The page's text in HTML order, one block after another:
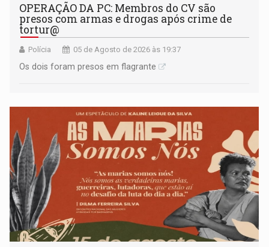
OPERAÇÃO DA PC: Membros do CV são
presos com armas e drogas após crime de
tortur@
Polícia 05 de Agosto de 2026 às 19:37
Os dois foram presos em flagrante